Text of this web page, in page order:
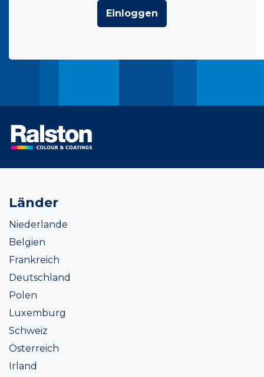
Einloggen
Länder
Niederlande
Belgien
Frankreich
Deutschland
Polen
Luxemburg
Schweiz
Österreich
Irland